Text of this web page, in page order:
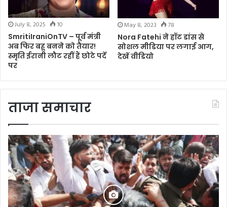
July 8, 2025
10
SmritiIraniOnTV – पूर्व मंत्री
अब फिर बहू बनने को तैयार!
स्मृति ईरानी लौट रहीं हैं छोटे पर्दे
पर
May 8, 2023
78
Nora Fatehi ने हॉट डांस से
सोशल मीडिया पर लगाई आग,
देखें वीडियो
ताजा समाचार